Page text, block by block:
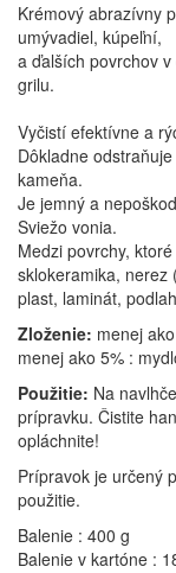
Krémový abrazívny
umývadiel, kúpeľní,
a ďalších povrchov
grilu.
Vyčistí efektívne a
Dôkladne
kameňa.
Je jemný a
Sviežo vonia.
Medzi povrchy,
sklokeramika, nerez
plast, laminát,
Zloženie: menej
menej ako 5% :
Použitie: Na
prípravku. Čistite
opláchnite!
Prípravok je určený
použitie.
Balenie : 400 g
Balenie v kartóne :